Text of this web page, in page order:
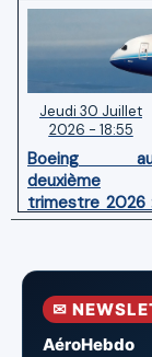
Jeudi 30 Juillet
2026 - 18:55
Boeing
deuxième
trimestre 2026
Chiffre
pertes
✉
AéroHebdo